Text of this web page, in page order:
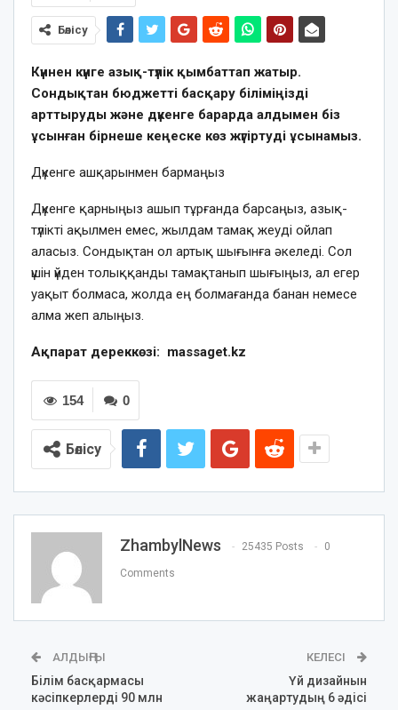
Бөлісу
Күннен күнге азық-түлік қымбаттап жатыр.
Сондықтан бюджетті басқару біліміңізді
арттыруды және дүкенге барарда алдымен біз
ұсынған бірнеше кеңеске көз жүгіртуді ұсынамыз.
Дүкенге ашқарынмен бармаңыз
Дүкенге қарныңыз ашып тұрғанда барсаңыз, азық-
түлікті ақылмен емес, жылдам тамақ жеуді ойлап
аласыз. Сондықтан ол артық шығынға әкеледі. Сол
үшін үйден толыққанды тамақтанып шығыңыз, ал егер
уақыт болмаса, жолда ең болмағанда банан немесе
алма жеп алыңыз.
Ақпарат дереккөзі: massaget.kz
0
154
Бөлісу
ZhambylNews 25435 Posts 0
Comments
АЛДЫҢҒЫ
Білім басқармасы
кәсіпкерлерді 90 млн
КЕЛЕСІ
Үй дизайнын
жаңартудың 6 әдісі